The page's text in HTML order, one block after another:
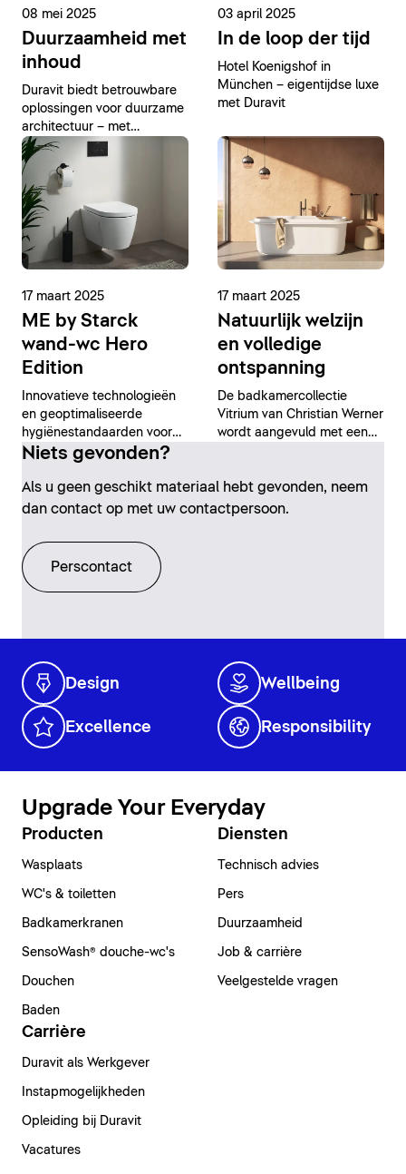
08 mei 2025
Duurzaamheid met
inhoud
Duravit biedt betrouwbare
oplossingen voor duurzame
architectuur – met
duurzame producten,
gedocumenteerde
milieuprestaties en
efficiënte productie.
03 april 2025
In de loop der tijd
Hotel Koenigshof in
München – eigentijdse luxe
met Duravit
17 maart 2025
ME by Starck
wand-wc Hero
Edition
Innovatieve technologieën
en geoptimaliseerde
hygiënestandaarden voor
maximaal comfort
17 maart 2025
Natuurlijk welzijn
en volledige
ontspanning
De badkamercollectie
Vitrium van Christian Werner
wordt aangevuld met een
Niets gevonden?
Als u geen geschikt materiaal hebt gevonden, neem
dan contact op met uw contactpersoon.
Perscontact
Design Wellbeing
Excellence Responsibility
Upgrade Your Everyday
Producten
Wasplaats
WC's & toiletten
Badkamerkranen
SensoWash® douche-wc's
Douchen
Baden
Diensten
Technisch advies
Pers
Duurzaamheid
Job & carrière
Veelgestelde vragen
Carrière
Duravit als Werkgever
Instapmogelijkheden
Opleiding bij Duravit
Vacatures